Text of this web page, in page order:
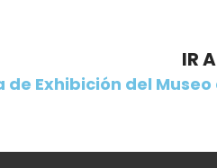
IR
de Exhibición del